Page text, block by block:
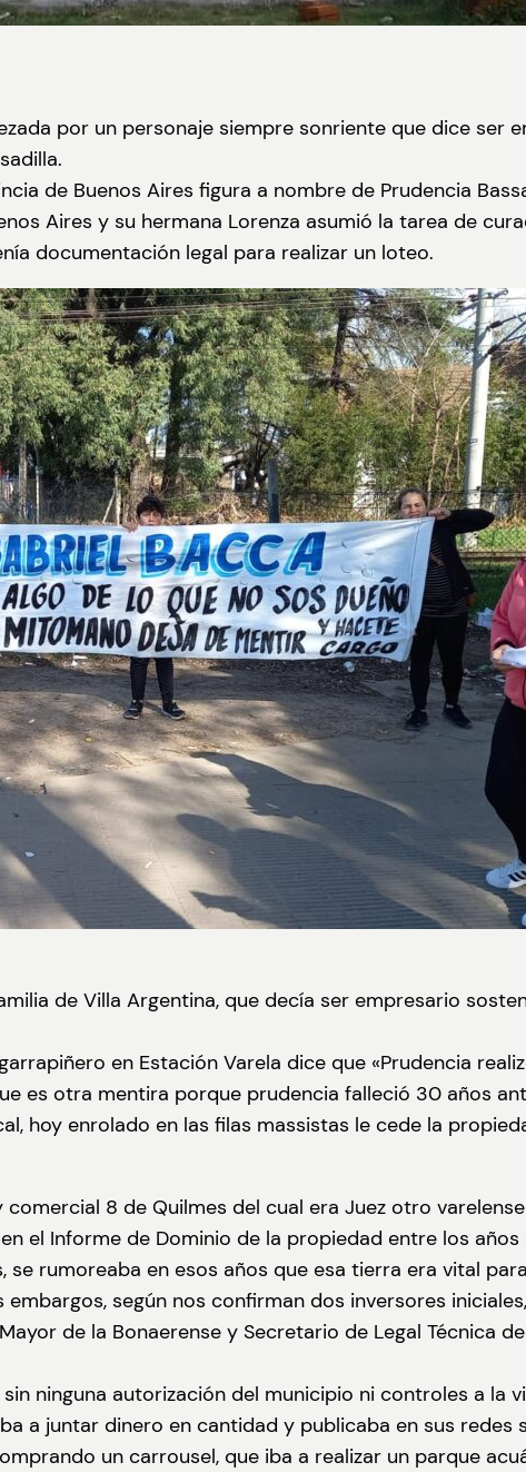
por un personaje siempre sonriente que dice ser
de Buenos Aires figura a nombre de Prudencia
Aires y su hermana Lorenza asumió la tarea de
documentación legal para realizar un loteo.
de Villa Argentina, que decía ser empresario
en Estación Varela dice que «Prudencia
es otra mentira porque prudencia falleció 30 años
hoy enrolado en las filas massistas le cede la
8 de Quilmes del cual era Juez otro
el Informe de Dominio de la propiedad entre los años
rumoreaba en esos años que esa tierra era vital
según nos confirman dos inversores
de la Bonaerense y Secretario de Legal Técnica
ninguna autorización del municipio ni controles a la
a juntar dinero en cantidad y publicaba en sus
un carrousel, que iba a realizar un parque